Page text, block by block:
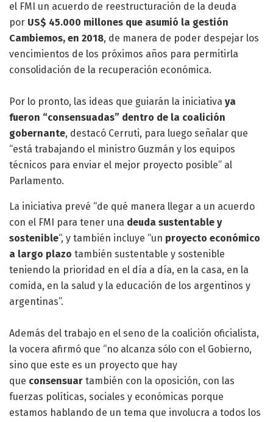
el FMI un acuerdo de reestructuración de la deuda
por US$ 45.000 millones que asumió la gestión
Cambiemos, en 2018, de manera de poder despejar los
vencimientos de los próximos años para permitirla
consolidación de la recuperación económica.
Por lo pronto, las ideas que guiarán la iniciativa ya
fueron “consensuadas” dentro de la coalición
gobernante, destacó Cerruti, para luego señalar que
“está trabajando el ministro Guzmán y los equipos
técnicos para enviar el mejor proyecto posible” al
Parlamento.
La iniciativa prevé “de qué manera llegar a un acuerdo
con el FMI para tener una deuda sustentable y
sostenible“, y también incluye “un proyecto económico
a largo plazo también sustentable y sostenible
teniendo la prioridad en el día a día, en la casa, en la
comida, en la salud y la educación de los argentinos y
argentinas”.
Además del trabajo en el seno de la coalición oficialista,
la vocera afirmó que “no alcanza sólo con el Gobierno,
sino que este es un proyecto que hay
que consensuar también con la oposición, con las
fuerzas políticas, sociales y económicas porque
estamos hablando de un tema que involucra a todos los